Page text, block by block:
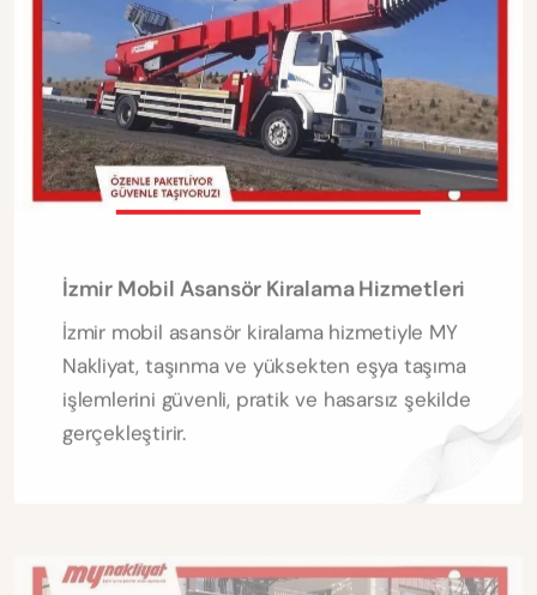
İzmir Mobil Asansör Kiralama Hizmetleri
İzmir mobil asansör kiralama hizmetiyle MY
Nakliyat, taşınma ve yüksekten eşya taşıma
işlemlerini güvenli, pratik ve hasarsız şekilde
gerçekleştirir.